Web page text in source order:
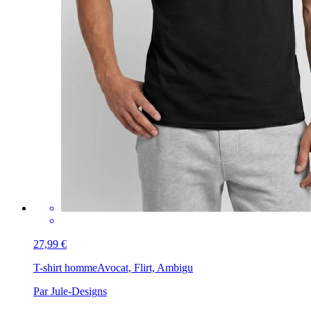
27,99 €
T-shirt hommeAvocat, Flirt, Ambigu
Par Jule-Designs